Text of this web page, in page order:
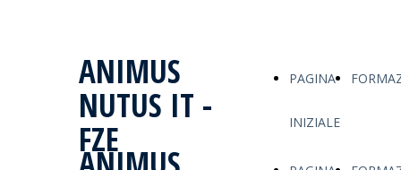
ANIMUS
NUTUS IT -
FZE
PAGINA
INIZIALE